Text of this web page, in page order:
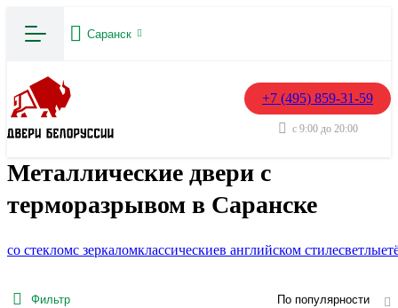
Саранск
+7 (495) 859-31-59
с 9:00 до 20:00
Металлические двери с
терморазрывом в Саранске
со стекломс зеркаломклассическиев английском стилесветлые
Фильтр По популярности